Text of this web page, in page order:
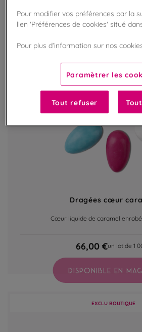
Dragées cœur
Cœur liquide de caramel
66,00 €un lot de 1
DISPONIBLE EN
EXCLU BOUTIQUE
Pour modifier vos préférences par la
lien 'Préférences de cookies' situé
Pour plus d’information sur nos
Paramètrer les
Tout refuser